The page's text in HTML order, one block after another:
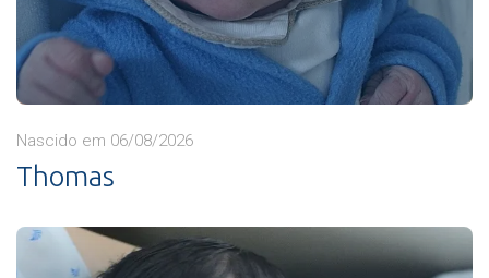
Nascido em 06/08/2026
Thomas